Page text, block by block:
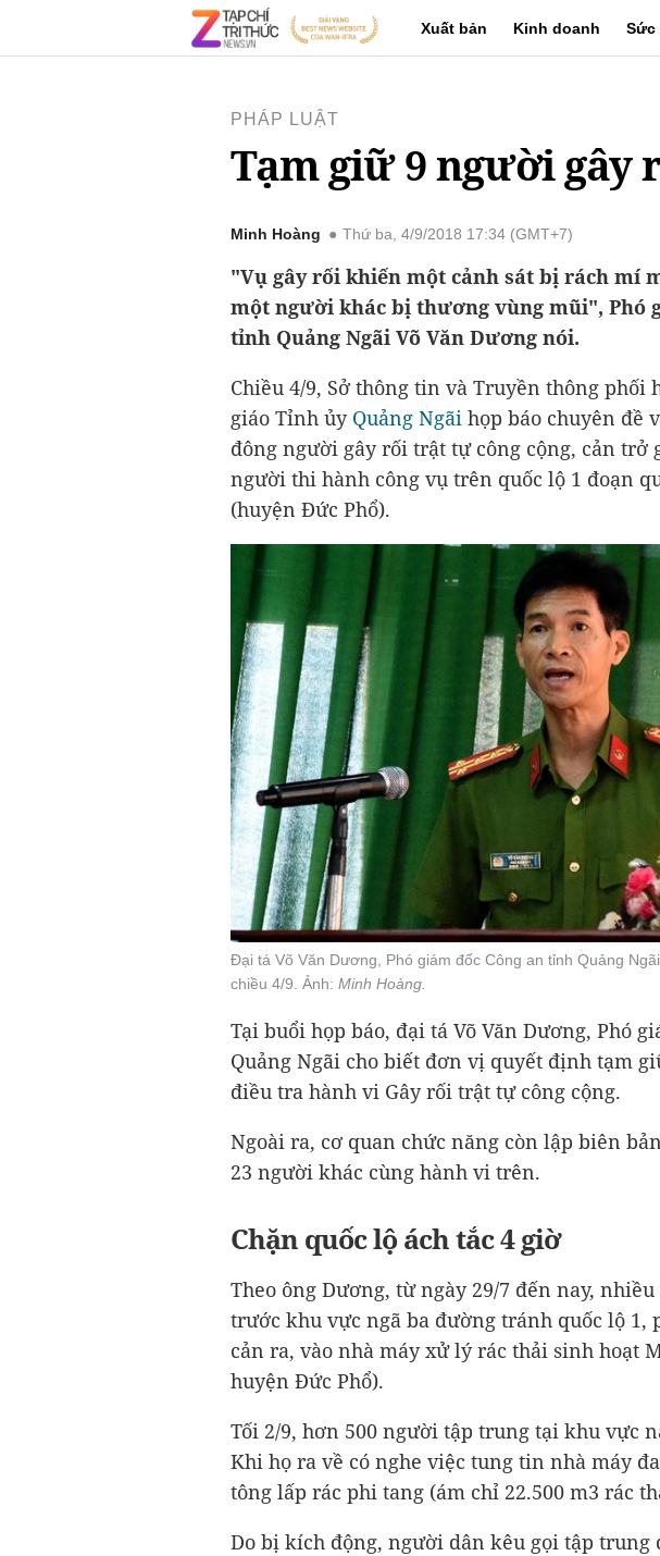
Xuất bản Kinh doanh Sức
PHÁP LUẬT
Tạm giữ 9 người gây
Minh Hoàng Thứ ba, 4/9/2018 17:34 (GMT+7)
"Vụ gây rối khiến một cảnh sát bị rách mí
một người khác bị thương vùng mũi", Phó
tỉnh Quảng Ngãi Võ Văn Dương nói.
Chiều 4/9, Sở thông tin và Truyền thông phối
giáo Tỉnh ủy Quảng Ngãi họp báo chuyên đề
đông người gây rối trật tự công cộng, cản trở
người thi hành công vụ trên quốc lộ 1 đoạn
(huyện Đức Phổ).
Đại tá Võ Văn Dương, Phó giám đốc Công an tỉnh Quảng
chiều 4/9. Ảnh: Minh Hoàng.
Tại buổi họp báo, đại tá Võ Văn Dương, Phó
Quảng Ngãi cho biết đơn vị quyết định tạm
điều tra hành vi Gây rối trật tự công cộng.
Ngoài ra, cơ quan chức năng còn lập biên
23 người khác cùng hành vi trên.
Chặn quốc lộ ách tắc 4 giờ
Theo ông Dương, từ ngày 29/7 đến nay,
trước khu vực ngã ba đường tránh quốc lộ 1,
cản ra, vào nhà máy xử lý rác thải sinh hoạt
huyện Đức Phổ).
Tối 2/9, hơn 500 người tập trung tại khu vực
Khi họ ra về có nghe việc tung tin nhà máy
tông lấp rác phi tang (ám chỉ 22.500 m3 rác
Do bị kích động, người dân kêu gọi tập trung